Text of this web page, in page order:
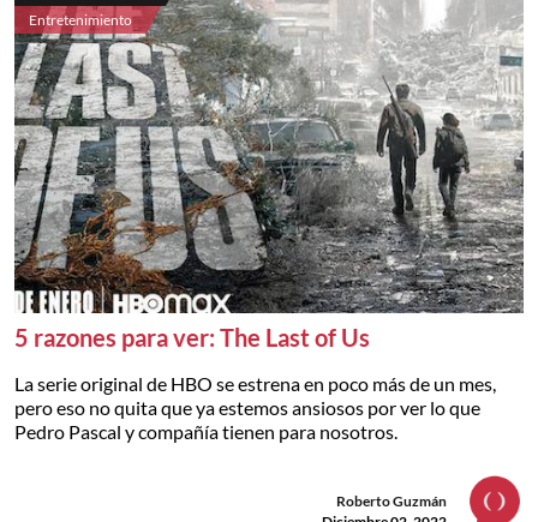
Entretenimiento
5 razones para ver: The Last of Us
La serie original de HBO se estrena en poco más de un mes,
pero eso no quita que ya estemos ansiosos por ver lo que
Pedro Pascal y compañía tienen para nosotros.
Roberto Guzmán